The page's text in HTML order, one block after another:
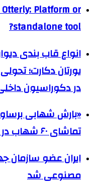
Otterly: Platform or
standalone tool?
انواع قاب بندی
یورتان دکارت؛
در دکوراسیون
«بارش شهابی
تماشای ۶۰ شهاب در هر ساعت!
ایران عضو
مصنوعی شد